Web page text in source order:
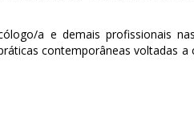
a e demais profissionais
contemporâneas voltadas